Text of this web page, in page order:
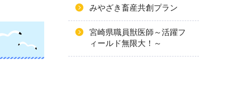
みやざき畜産共創プラン
宮崎県職員獣医師～活躍フ
ィールド無限大！～